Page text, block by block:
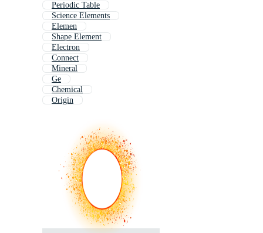
Periodic Table
Science Elements
Elemen
Shape Element
Electron
Connect
Mineral
Ge
Chemical
Origin